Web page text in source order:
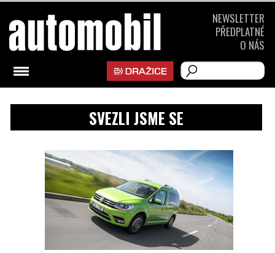
SVEZLI JSME SE
NEWSLETTER
PŘEDPLATNÉ
O NÁS